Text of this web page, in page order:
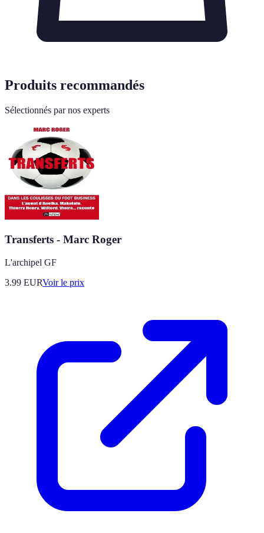
Produits recommandés
Sélectionnés par nos experts
Transferts - Marc Roger
L'archipel GF
3.99 EURVoir le prix